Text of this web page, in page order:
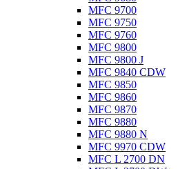
MFC 9700
MFC 9750
MFC 9760
MFC 9800
MFC 9800 J
MFC 9840 CDW
MFC 9850
MFC 9860
MFC 9870
MFC 9880
MFC 9880 N
MFC 9970 CDW
MFC L 2700 DN